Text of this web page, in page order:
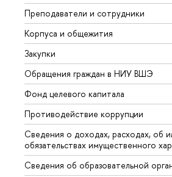
Преподаватели и сотрудники
Корпуса и общежития
Закупки
Обращения граждан в НИУ ВШЭ
Фонд целевого капитала
Противодействие коррупции
Сведения о доходах, расходах, об
обязательствах имущественного
Сведения об образовательной